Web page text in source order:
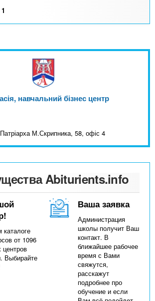
1
навчальний бізнес центр
М.Скрипника, 58, офіс 4
Abiturients.info
от 1096
центров
Выбирайте
Ваша заявка
Администрация
школы получит Ваш
контакт. В
ближайшее рабочее
время с Вами
свяжутся,
расскажут
подробнее про
обучение и если